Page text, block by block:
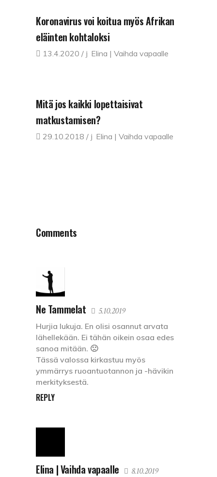
Koronavirus voi koitua myös Afrikan
eläinten kohtaloksi
13.4.2020 Elina | Vaihda vapaalle
Mitä jos kaikki lopettaisivat
matkustamisen?
29.10.2018 Elina | Vaihda vapaalle
Comments
Ne Tammelat 5.10.2019
Hurjia lukuja. En olisi osannut arvata
lähellekään. Ei tähän oikein osaa edes
sanoa mitään. 🙁
Tässä valossa kirkastuu myös
ymmärrys ruoantuotannon ja -hävikin
merkityksestä.
REPLY
Elina | Vaihda vapaalle 8.10.2019